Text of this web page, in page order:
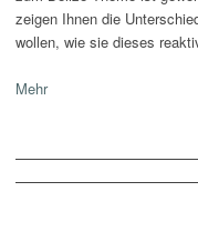
zeigen Ihnen die
wollen, wie sie dieses
Mehr